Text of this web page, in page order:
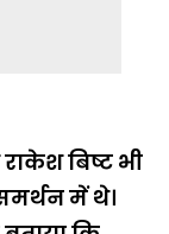
बिष्ट भी
में थे।